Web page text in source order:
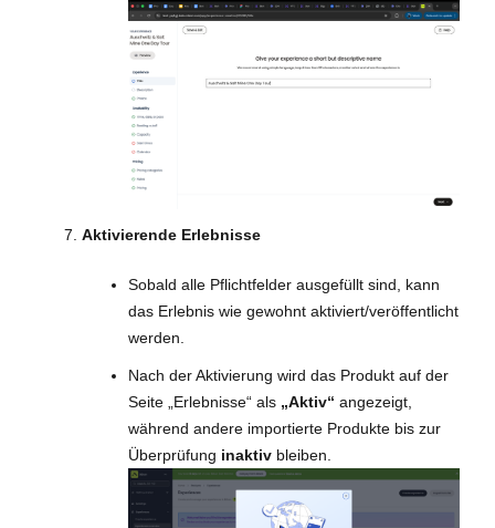
Aktivierende Erlebnisse
Sobald alle Pflichtfelder ausgefüllt sind, kann
das Erlebnis wie gewohnt aktiviert/veröffentlicht
werden.
Nach der Aktivierung wird das Produkt auf der
Seite „Erlebnisse“ als „Aktiv“ angezeigt,
während andere importierte Produkte bis zur
Überprüfung inaktiv bleiben.